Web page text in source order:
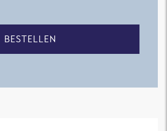
BESTELLEN